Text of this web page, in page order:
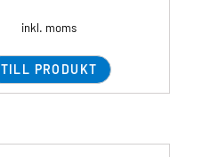
inkl. moms
TILL PRODUKT